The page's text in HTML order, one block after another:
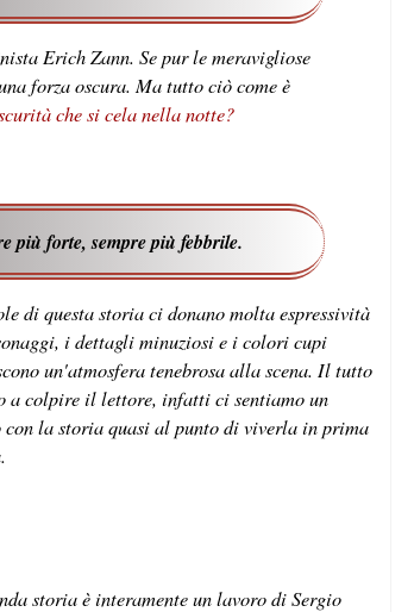
Erich Zann. Se pur le meravigliose
forza oscura. Ma tutto ciò come è
che si cela nella notte?
più forte, sempre più febbrile.
di questa storia ci donano molta espressività
i dettagli minuziosi e i colori cupi
un'atmosfera tenebrosa alla scena. Il tutto
a colpire il lettore, infatti ci sentiamo un
la storia quasi al punto di viverla in prima
storia è interamente un lavoro di Sergio